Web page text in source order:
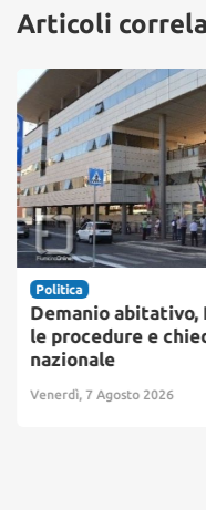
Articoli
Politica
Demanio abitativo,
le procedure e
nazionale
Venerdì, 7 Agosto 2026